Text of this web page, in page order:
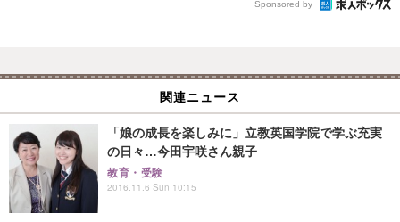
Sponsored by
関連ニュース
「娘の成長を楽しみに」立教英国学院で学ぶ充実
の日々…今田宇咲さん親子
教育・受験
2016.11.6 Sun 10:15